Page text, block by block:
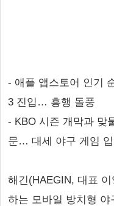
- 애플 앱스토어 인기
3 진입… 흥행 돌풍
- KBO 시즌 개막과 맞
문… 대세 야구 게임
해긴(HAEGIN, 대표
하는 모바일 방치형 야